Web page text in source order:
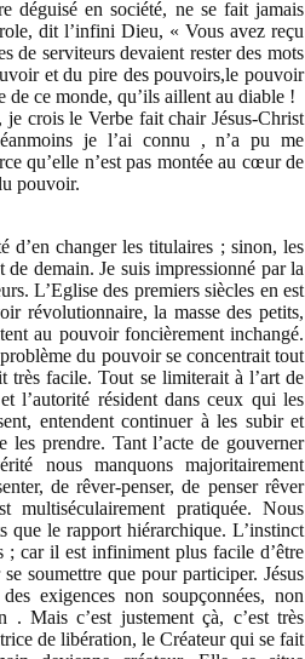
déguisé en société, ne se fait jamais
dit l’infini Dieu, « Vous avez reçu
de serviteurs devaient rester des mots
et du pire des pouvoirs,le pouvoir
de ce monde, qu’ils aillent au diable !
crois le Verbe fait chair Jésus-Christ
je l’ai connu , n’a pu me
qu’elle n’est pas montée au cœur de
pouvoir.
d’en changer les titulaires ; sinon, les
de demain. Je suis impressionné par la
L’Eglise des premiers siècles en est
révolutionnaire, la masse des petits,
au pouvoir foncièrement inchangé.
du pouvoir se concentrait tout
très facile. Tout se limiterait à l’art de
l’autorité résident dans ceux qui les
entendent continuer à les subir et
prendre. Tant l’acte de gouverner
nous manquons majoritairement
de rêver-penser, de penser rêver
multiséculairement pratiquée. Nous
que le rapport hiérarchique. L’instinct
; car il est infiniment plus facile d’être
soumettre que pour participer. Jésus
exigences non soupçonnées, non
. Mais c’est justement çà, c’est très
de libération, le Créateur qui se fait